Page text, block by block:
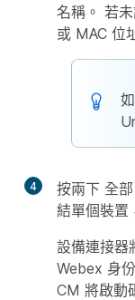
名稱。 若
或 MAC 位
4 按兩下 全部
結單個裝置
設備連接器
Webex 身
CM 將啟動